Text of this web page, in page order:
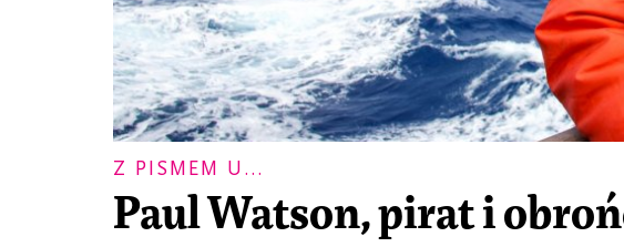
Z PISMEM U...
Paul Watson, pirat i